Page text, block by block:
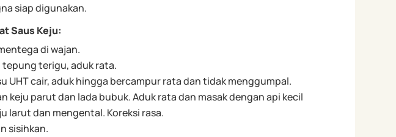
siap digunakan.
Saus Keju:
di wajan.
tepung terigu, aduk rata.
UHT cair, aduk hingga bercampur rata dan tidak menggumpal.
keju parut dan lada bubuk. Aduk rata dan masak dengan api kecil
larut dan mengental. Koreksi rasa.
sisihkan.